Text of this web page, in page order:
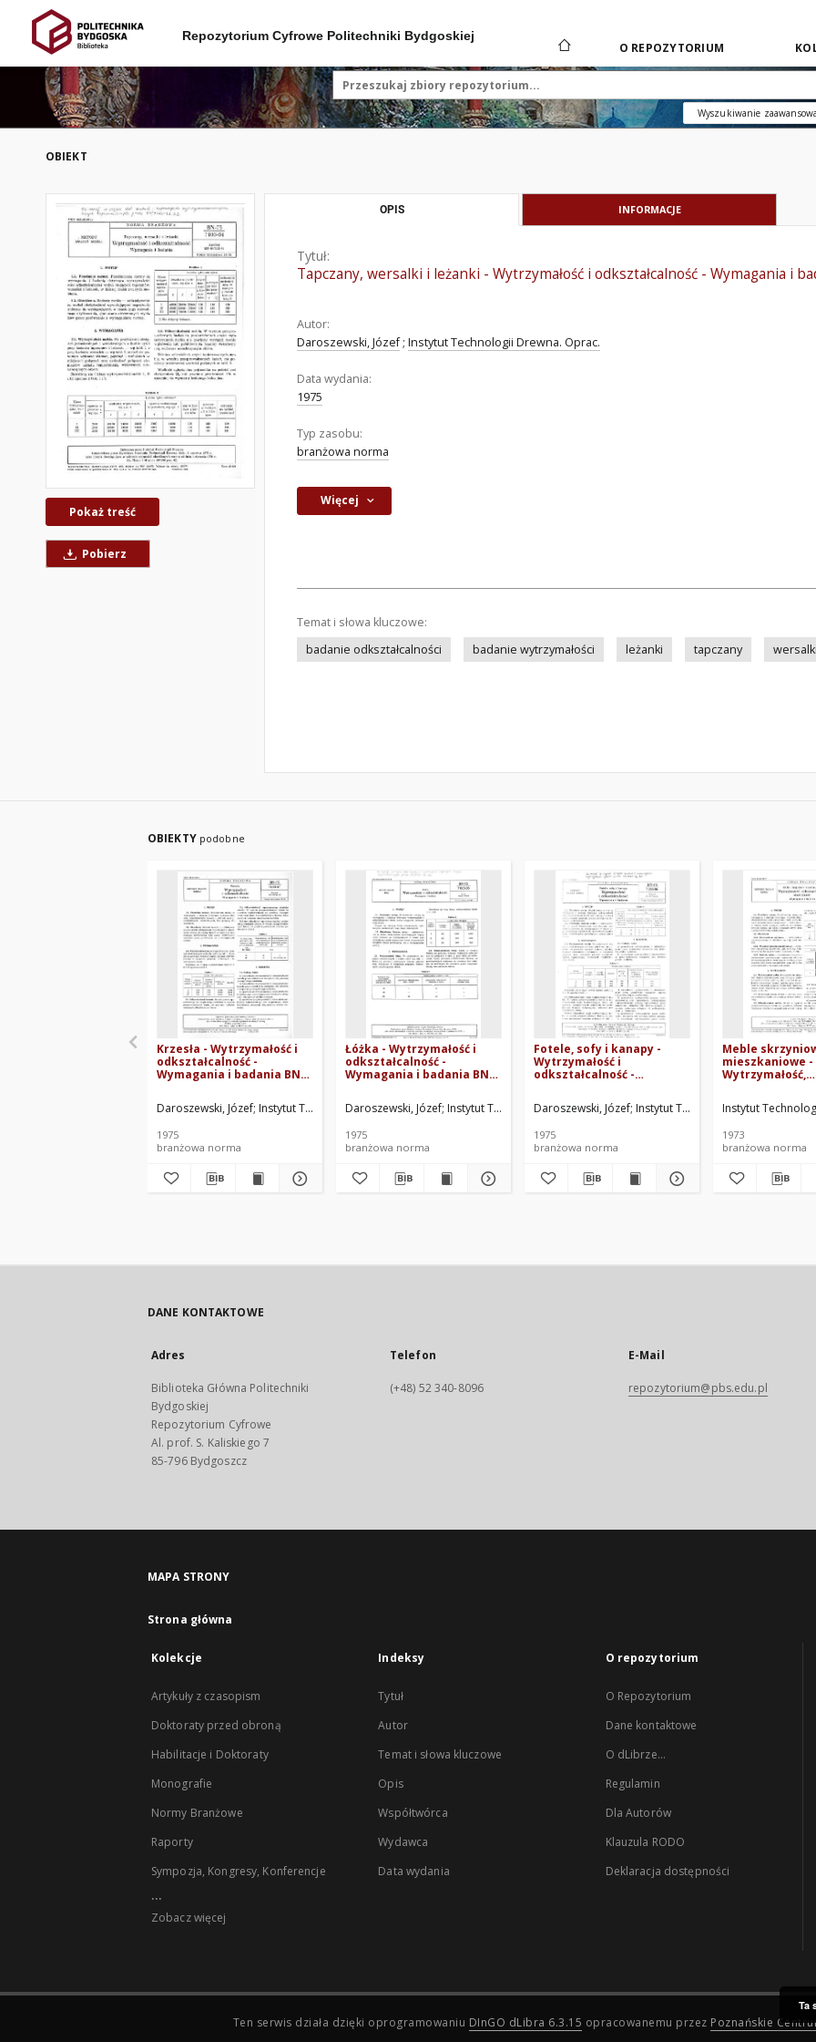
Repozytorium Cyfrowe Politechniki Bydgoskiej
O REPOZYTORIUM
Wyszukiwanie
OBIEKT
Pokaż treść
Pobierz
OPIS INFORMACJE
Tytuł:
Tapczany, wersalki i leżanki - Wytrzymałość i odkształcalność - Wymagania i
Autor:
Daroszewski, Józef ; Instytut Technologii Drewna. Oprac.
Data wydania:
1975
Typ zasobu:
branżowa norma
Więcej
Temat i słowa kluczowe:
badanie odkształcalności
badanie wytrzymałości leżanki tapczany
OBIEKTY podobne
Krzesła - Wytrzymałość i
odkształcalność -
Wymagania i badania BN-
Daroszewski, Józef Instytut Technologii Drewna. Oprac.
1975
branżowa norma
Łóżka - Wytrzymałość i
odkształcalność -
Wymagania i badania BN-
Daroszewski, Józef Instytut Technologii Drewna. Oprac.
1975
branżowa norma
Fotele, sofy i kanapy -
Wytrzymałość i
odkształcalność -
75/7103-06
Daroszewski, Józef Instytut Technologii Drewna.
1975
branżowa norma
Meble
mieszkaniowe -
Wytrzymałość,
stateczność -
badania BN-73/
Instytut
1973
branżowa norma
DANE KONTAKTOWE
Adres
Biblioteka Główna Politechniki
Bydgoskiej
Repozytorium Cyfrowe
Al. prof. S. Kaliskiego 7
85-796 Bydgoszcz
Telefon
(+48) 52 340-8096
E-Mail
repozytorium@pbs.edu.pl
MAPA STRONY
Strona główna
Kolekcje
Artykuły z czasopism
Doktoraty przed obroną
Habilitacje i Doktoraty
Monografie
Normy Branżowe
Raporty
Sympozja, Kongresy, Konferencje
...
Zobacz więcej
Indeksy
Tytuł
Autor
Temat i słowa kluczowe
Opis
Współtwórca
Wydawca
Data wydania
O repozytorium
O Repozytorium
Dane kontaktowe
O dLibrze...
Regulamin
Dla Autorów
Klauzula RODO
Deklaracja dostępności
Ten serwis działa dzięki oprogramowaniu DInGO dLibra 6.3.15 opracowanemu przez Poznańskie
Ta